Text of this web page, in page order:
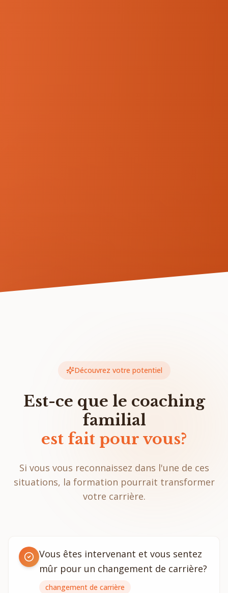
Découvrez votre potentiel
Est-ce que le coaching
familial
est fait pour vous?
Si vous vous reconnaissez dans l'une de ces
situations, la formation pourrait transformer
votre carrière.
Vous êtes intervenant et vous sentez
mûr pour un changement de carrière?
changement de carrière